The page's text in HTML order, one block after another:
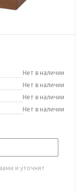
Нет в наличии
Нет в наличии
Нет в наличии
Нет в наличии
и уточнят